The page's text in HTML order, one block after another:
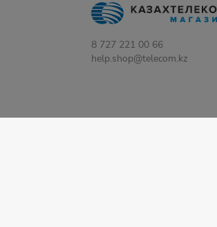
8 727 221 00 66
help.shop@telecom.kz